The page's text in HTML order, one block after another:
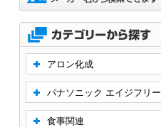
アロン化成
パナソニック エイジフリー
食事関連